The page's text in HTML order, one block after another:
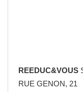
REEDUC&VOUS
RUE GENON, 21